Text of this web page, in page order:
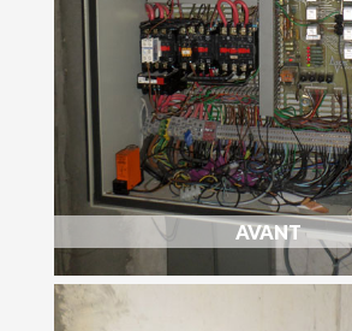
AVANT